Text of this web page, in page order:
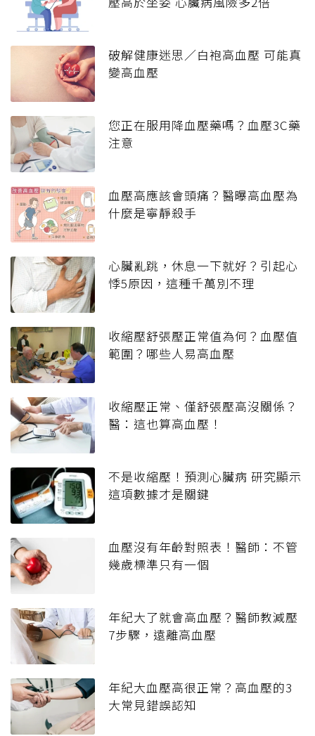
破解健康迷思／白袍高血壓 可能真
變高血壓
您正在服用降血壓藥嗎？血壓3C藥
注意
血壓高應該會頭痛？醫曝高血壓為
什麼是寧靜殺手
心臟亂跳，休息一下就好？引起心
悸5原因，這種千萬別不理
收縮壓舒張壓正常值為何？血壓值
範圍？哪些人易高血壓
收縮壓正常、僅舒張壓高沒關係？
醫：這也算高血壓！
不是收縮壓！預測心臟病 研究顯示
這項數據才是關鍵
血壓沒有年齡對照表！醫師：不管
幾歲標準只有一個
年紀大了就會高血壓？醫師教減壓
7步驟，遠離高血壓
年紀大血壓高很正常？高血壓的3
大常見錯誤認知